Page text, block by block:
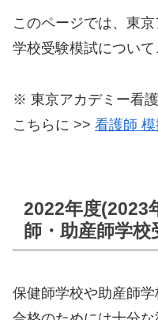
このページでは、東
学校受験模試について
※ 東京アカデミー看
こちらに >> 看護師
2022年度
師・助産師学
保健師学校や助産師学